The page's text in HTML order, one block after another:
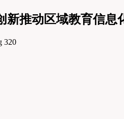
新推动区域教育信息
320